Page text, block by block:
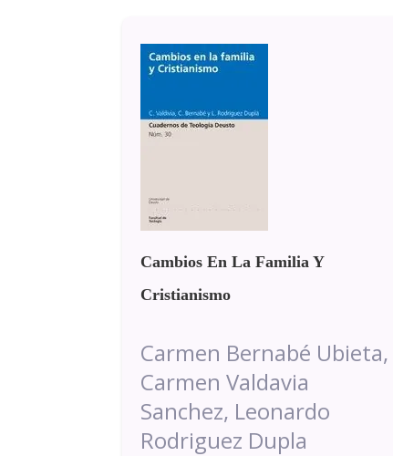
Cambios En La Familia Y
Cristianismo
Carmen Bernabé Ubieta,
Carmen Valdavia
Sanchez, Leonardo
Rodriguez Dupla